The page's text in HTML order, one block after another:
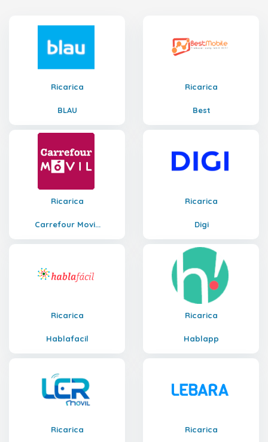
Ricarica
BLAU
Ricarica
Best
Ricarica
Carrefour Movi...
Ricarica
Digi
Ricarica
Hablafacil
Ricarica
Hablapp
Ricarica Ricarica